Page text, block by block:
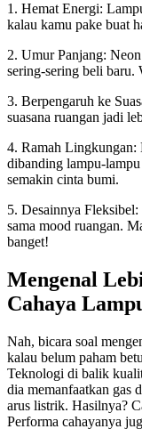
1. Hemat Energi:
kalau kamu pake buat
2. Umur Panjang:
sering-sering beli baru.
3. Berpengaruh ke
suasana ruangan jadi
4. Ramah Lingkungan:
dibanding lampu-
semakin cinta bumi.
5. Desainnya
sama mood ruangan.
banget!
Mengenal
Cahaya
Nah, bicara soal
kalau belum paham
Teknologi di balik
dia memanfaatkan gas
arus listrik. Hasilnya?
Performa cahayanya